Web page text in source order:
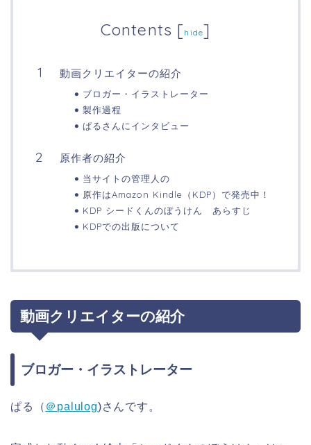
Contents [hide]
動画クリエイターの紹介
ブロガー・イラストレーター
製作過程
ぱるさんにインタビュー
原作者の紹介
当サイトの管理人の
原作はAmazon Kindle（KDP）で発売中！
KDP シードくんのぼうけん あらすじ
KDPでの出版について
動画クリエイターの紹介
ブロガー・イラストレーター
ぱる（ ＠ palulog)さんです。